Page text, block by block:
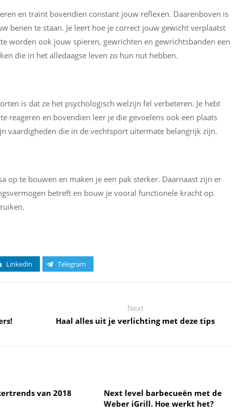
en traint bovendien constant jouw reflexen. Daarenboven is
benen te staan. Je leert hoe je correct jouw gewicht verplaatst
worden ook jouw spieren, gewrichten en gewrichtsbanden een
die in het alledaagse leven zo hun nut hebben.
is dat ze het psychologisch welzijn fel verbeteren. Je hebt
reageren en bovendien leer je die gevoelens ook een plaats
vaardigheden die in de vechtsport uitermate belangrijk zijn.
op te bouwen en maken je een pak sterker. Daarnaast zijn er
betreft en bouw je vooral functionele kracht op.
Linkedin Telegram
Next
Haal alles uit je verlichting met deze tips
van 2018
Next level barbecueën met de
Weber iGrill. Hoe werkt het?